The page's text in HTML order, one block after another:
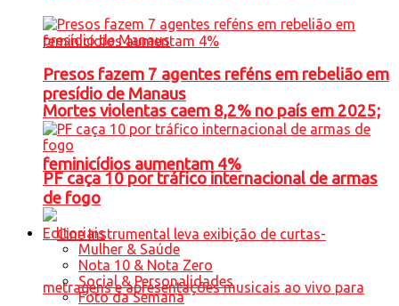
Mortes violentas caem 8,2% no país em 2025;
feminicídios aumentam 4%
Presos fazem 7 agentes reféns em rebelião em
presídio de Manaus
PF caça 10 por tráfico internacional de armas
de fogo
Editoriais
Mulher & Saúde
Nota 10 & Nota Zero
Social & Personalidades
Foto da Semana